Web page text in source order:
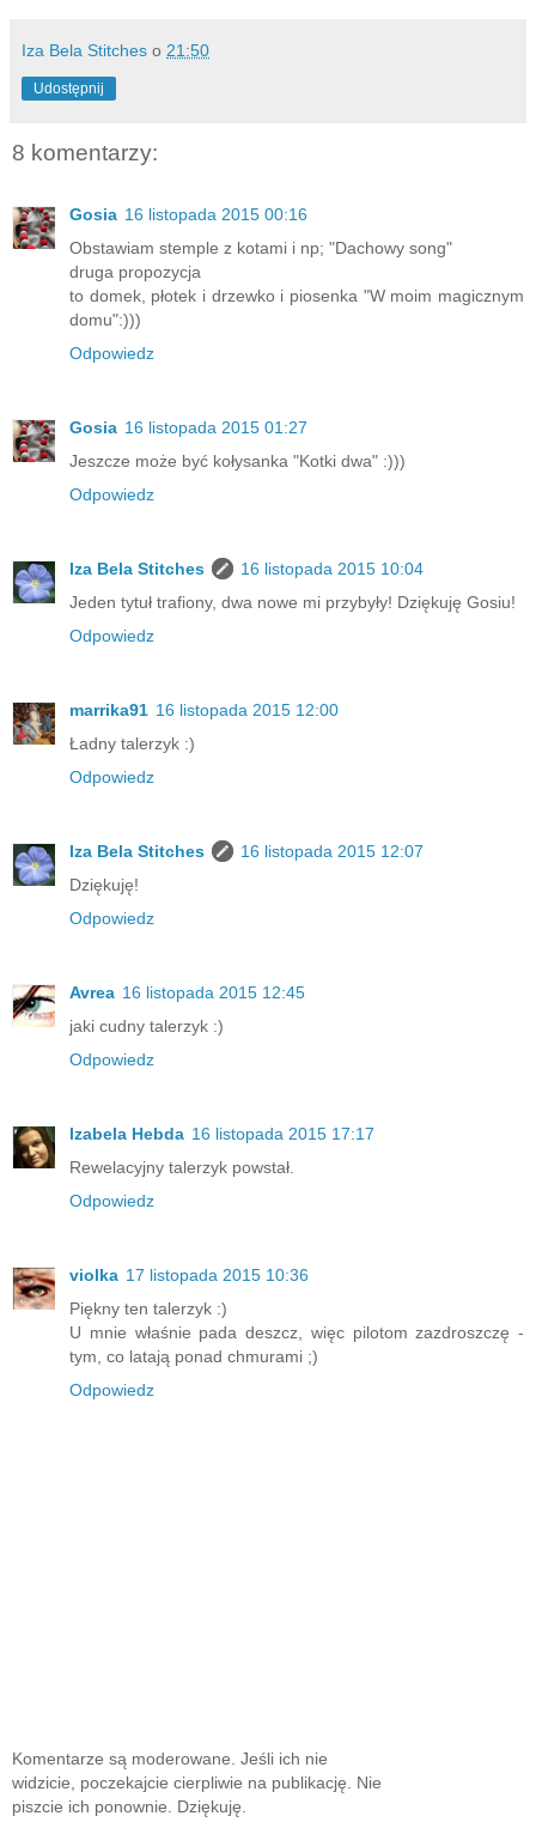
Iza Bela Stitches o 21:50
Udostępnij
8 komentarzy:
Gosia 16 listopada 2015 00:16
Obstawiam stemple z kotami i np; "Dachowy song"
druga propozycja
to domek, płotek i drzewko i piosenka "W moim magicznym
domu":)))
Odpowiedz
Gosia 16 listopada 2015 01:27
Jeszcze może być kołysanka "Kotki dwa" :)))
Odpowiedz
Iza Bela Stitches
16 listopada 2015 10:04
Jeden tytuł trafiony, dwa nowe mi przybyły! Dziękuję Gosiu!
Odpowiedz
marrika91 16 listopada 2015 12:00
Ładny talerzyk :)
Odpowiedz
Iza Bela Stitches
16 listopada 2015 12:07
Dziękuję!
Odpowiedz
Avrea 16 listopada 2015 12:45
jaki cudny talerzyk :)
Odpowiedz
Izabela Hebda 16 listopada 2015 17:17
Rewelacyjny talerzyk powstał.
Odpowiedz
violka 17 listopada 2015 10:36
Piękny ten talerzyk :)
U mnie właśnie pada deszcz, więc pilotom zazdroszczę -
tym, co latają ponad chmurami ;)
Odpowiedz
Komentarze są moderowane. Jeśli ich nie
widzicie, poczekajcie cierpliwie na publikację. Nie
piszcie ich ponownie. Dziękuję.